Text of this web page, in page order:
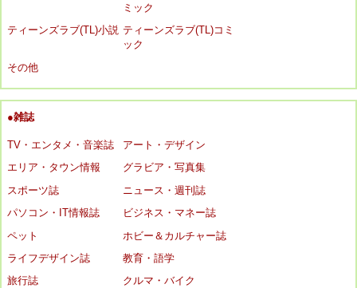
ミック
ティーンズラブ(TL)小説 ティーンズラブ(TL)コミ
ック
その他
●雑誌
TV・エンタメ・音楽誌
アート・デザイン
エリア・タウン情報
グラビア・写真集
スポーツ誌
ニュース・週刊誌
パソコン・IT情報誌
ビジネス・マネー誌
ペット
ホビー＆カルチャー誌
ライフデザイン誌
教育・語学
旅行誌
クルマ・バイク